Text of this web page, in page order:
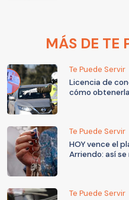
MÁS DE TE
Te Puede Servir
Licencia de
cómo obtenerla
Te Puede Servir
HOY vence el
Arriendo: así
Te Puede Servir